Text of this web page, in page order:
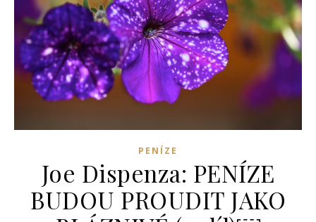
PENÍZE
Joe Dispenza: PENÍZE
BUDOU PROUDIT JAKO